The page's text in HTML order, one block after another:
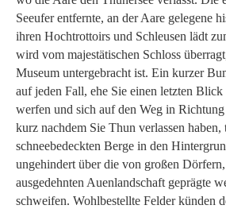
Seeufer entfernte, an der Aare gelegene
ihren Hochtrottoirs und Schleusen lädt
wird vom majestätischen Schloss
Museum untergebracht ist. Ein kurzer
auf jeden Fall, ehe Sie einen letzten Blick
werfen und sich auf den Weg in
kurz nachdem Sie Thun verlassen haben,
schneebedeckten Berge in den
ungehindert über die von großen
ausgedehnten Auenlandschaft geprägte
schweifen. Wohlbestellte Felder künden